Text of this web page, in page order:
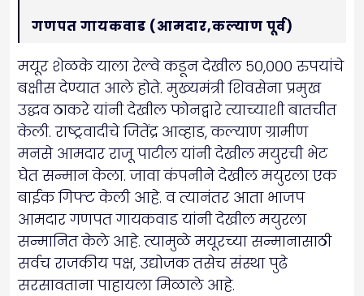
गणपत गायकवाड (आमदार,कल्याण पूर्व)
मयूर शेळके याला रेल्वे कडून देखील ५०,००० रुपयांचे
बक्षीस देण्यात आले होते. मुख्यमंत्री शिवसेना प्रमुख
उद्धव ठाकरे यांनी देखील फोनद्वारे त्याच्याशी बातचीत
केली. राष्ट्रवादीचे जितेंद्र आव्हाड, कल्याण ग्रामीण
मनसे आमदार राजू पाटील यांनी देखील मयुरची भेट
घेत सन्मान केला. जावा कंपनीने देखील मयुरला एक
बाईक गिफ्ट केली आहे. व त्यानंतर आता भाजप
आमदार गणपत गायकवाड यांनी देखील मयुरला
सन्मानित केले आहे. त्यामुळे मयूरच्या सन्मानासाठी
सर्वच राजकीय पक्ष, उद्योजक तसेच संस्था पुढे
सरसावताना पाहायला मिळाले आहे.